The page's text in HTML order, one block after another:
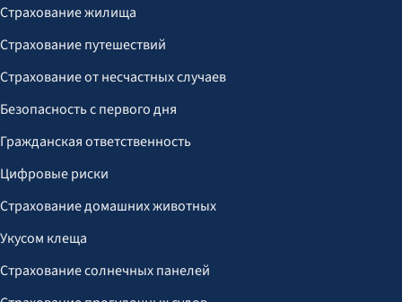
Страхование жилища
Страхование путешествий
Страхование от несчастных случаев
Безопасность с первого дня
Гражданская ответственность
Цифровые риски
Страхование домашних животных
Укусом клеща
Страхование солнечных панелей